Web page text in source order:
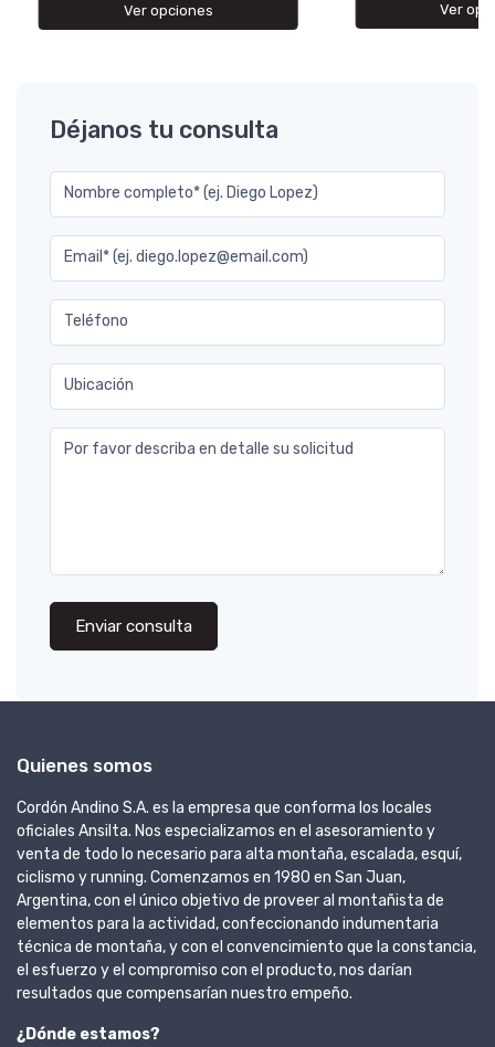
Ver opciones Ver
Déjanos tu consulta
Nombre completo* (ej. Diego Lopez)
Email* (ej. diego.lopez@email.com)
Teléfono
Ubicación
Por favor describa en detalle su solicitud
Enviar consulta
Quienes somos
Cordón Andino S.A. es la empresa que conforma los locales
oficiales Ansilta. Nos especializamos en el asesoramiento y
venta de todo lo necesario para alta montaña, escalada, esquí,
ciclismo y running. Comenzamos en 1980 en San Juan,
Argentina, con el único objetivo de proveer al montañista de
elementos para la actividad, confeccionando indumentaria
técnica de montaña, y con el convencimiento que la constancia,
el esfuerzo y el compromiso con el producto, nos darían
resultados que compensarían nuestro empeño.
¿Dónde estamos?